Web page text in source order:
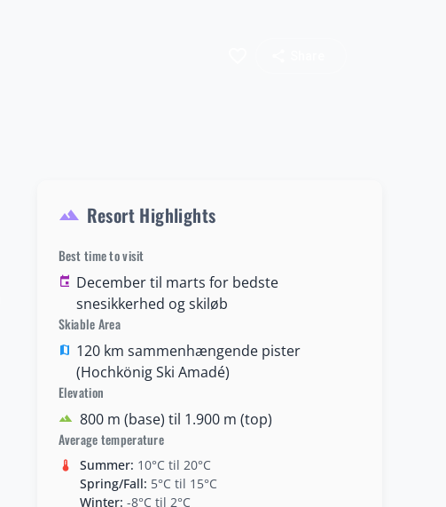
terrain Resort Highlights
Best time to visit
event December til marts for bedste
snesikkerhed og skiløb
Skiable Area
map 120 km sammenhængende pister
(Hochkönig Ski Amadé)
Elevation
terrain 800 m (base) til 1.900 m (top)
Average temperature
thermostat Summer: 10°C til 20°C
Spring/Fall: 5°C til 15°C
Winter: -8°C til 2°C